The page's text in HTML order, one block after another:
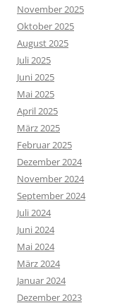
November 2025
Oktober 2025
August 2025
Juli 2025
Juni 2025
Mai 2025
April 2025
März 2025
Februar 2025
Dezember 2024
November 2024
September 2024
Juli 2024
Juni 2024
Mai 2024
März 2024
Januar 2024
Dezember 2023